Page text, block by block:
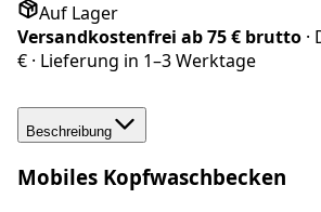
Auf Lager
Versandkostenfrei ab75 € brutto ·
€ · Lieferung in 1–3 Werktage
Beschreibung
Mobiles Kopfwaschbecken